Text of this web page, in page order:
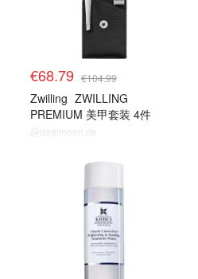
€68.79 €104.99
Zwilling ZWILLING
PREMIUM 美甲套装 4件
@dealmoon.de